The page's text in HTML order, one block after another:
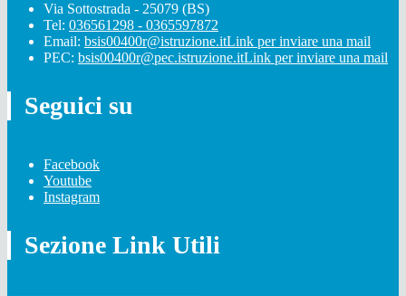
Via Sottostrada - 25079 (BS)
Tel: 036561298 - 0365597872
Email: bsis00400r@istruzione.itLink per inviare una mail
PEC: bsis00400r@pec.istruzione.itLink per inviare una mail
Seguici su
Facebook
Youtube
Instagram
Sezione Link Utili